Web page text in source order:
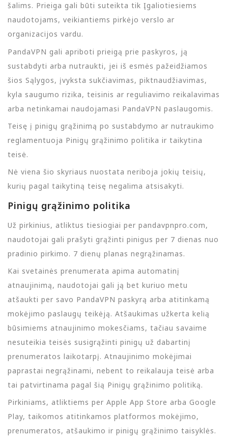
šalims. Prieiga gali būti suteikta tik Įgaliotiesiems
naudotojams, veikiantiems pirkėjo verslo ar
organizacijos vardu.
PandaVPN gali apriboti prieigą prie paskyros, ją
sustabdyti arba nutraukti, jei iš esmės pažeidžiamos
šios Sąlygos, įvyksta sukčiavimas, piktnaudžiavimas,
kyla saugumo rizika, teisinis ar reguliavimo reikalavimas
arba netinkamai naudojamasi PandaVPN paslaugomis.
Teisę į pinigų grąžinimą po sustabdymo ar nutraukimo
reglamentuoja Pinigų grąžinimo politika ir taikytina
teisė.
Nė viena šio skyriaus nuostata neriboja jokių teisių,
kurių pagal taikytiną teisę negalima atsisakyti.
Pinigų grąžinimo politika
Už pirkinius, atliktus tiesiogiai per pandavpnpro.com,
naudotojai gali prašyti grąžinti pinigus per 7 dienas nuo
pradinio pirkimo. 7 dienų planas negrąžinamas.
Kai svetainės prenumerata apima automatinį
atnaujinimą, naudotojai gali ją bet kuriuo metu
atšaukti per savo PandaVPN paskyrą arba atitinkamą
mokėjimo paslaugų teikėją. Atšaukimas užkerta kelią
būsimiems atnaujinimo mokesčiams, tačiau savaime
nesuteikia teisės susigrąžinti pinigų už dabartinį
prenumeratos laikotarpį. Atnaujinimo mokėjimai
paprastai negrąžinami, nebent to reikalauja teisė arba
tai patvirtinama pagal šią Pinigų grąžinimo politiką.
Pirkiniams, atliktiems per Apple App Store arba Google
Play, taikomos atitinkamos platformos mokėjimo,
prenumeratos, atšaukimo ir pinigų grąžinimo taisyklės.